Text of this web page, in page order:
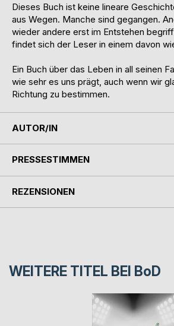
Dieses Buch ist keine lineare
aus Wegen. Manche sind gegangen.
wieder andere erst im Entstehen
findet sich der Leser in einem davon
Ein Buch über das Leben in all seinen
wie sehr es uns prägt, auch wenn wir
Richtung zu bestimmen.
AUTOR/IN
PRESSESTIMMEN
REZENSIONEN
WEITERE TITEL BEI BoD